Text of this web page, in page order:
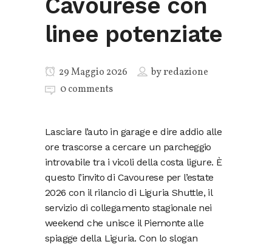
Cavourese con
linee potenziate
29 Maggio 2026 byredazione
0 comments
Lasciare l’auto in garage e dire addio alle
ore trascorse a cercare un parcheggio
introvabile tra i vicoli della costa ligure. È
questo l’invito di Cavourese per l’estate
2026 con il rilancio di Liguria Shuttle, il
servizio di collegamento stagionale nei
weekend che unisce il Piemonte alle
spiagge della Liguria. Con lo slogan